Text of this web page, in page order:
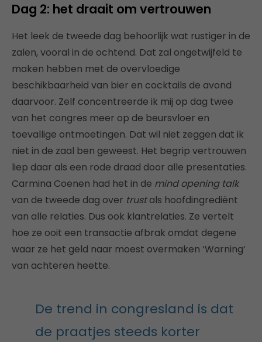
Dag 2: het draait om vertrouwen
Het leek de tweede dag behoorlijk wat rustiger in de
zalen, vooral in de ochtend. Dat zal ongetwijfeld te
maken hebben met de overvloedige
beschikbaarheid van bier en cocktails de avond
daarvoor. Zelf concentreerde ik mij op dag twee
van het congres meer op de beursvloer en
toevallige ontmoetingen. Dat wil niet zeggen dat ik
niet in de zaal ben geweest. Het begrip vertrouwen
liep daar als een rode draad door alle presentaties.
Carmina Coenen had het in de mind opening talk
van de tweede dag over trustals hoofdingrediënt
van alle relaties. Dus ook klantrelaties. Ze vertelt
hoe ze ooit een transactie afbrak omdat degene
waar ze het geld naar moest overmaken ‘Warning’
van achteren heette.
De trend in congresland is dat
de praatjes steeds korter